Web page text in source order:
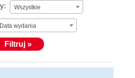
Wszystkie
Data wydania
Filtruj »